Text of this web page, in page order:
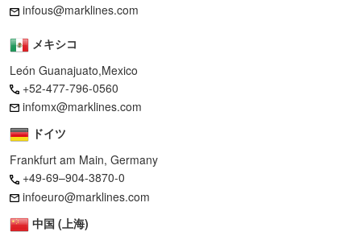
infous@marklines.com
メキシコ
León Guanajuato,Mexico
+52-477-796-0560
infomx@marklines.com
ドイツ
Frankfurt am Main, Germany
+49-69–904-3870-0
infoeuro@marklines.com
中国 (上海)